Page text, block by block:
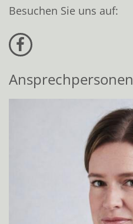
Besuchen Sie uns auf:
Ansprechpersonen